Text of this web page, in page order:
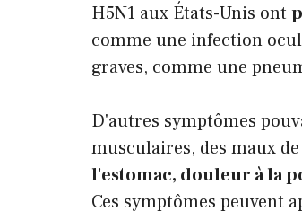
H5N1 aux États-Unis ont
comme une infection
graves, comme une
D'autres symptômes
musculaires, des maux
l'estomac, douleur à la
Ces symptômes peuvent